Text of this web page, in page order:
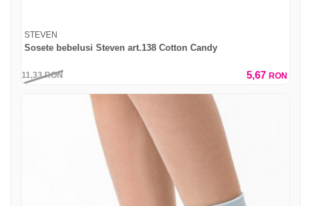
STEVEN
Sosete bebelusi Steven art.138 Cotton Candy
11,33RON 5,67 RON